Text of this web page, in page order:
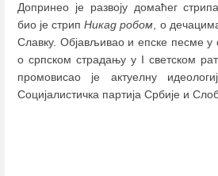
Допринео је развоју домаћег
био је стрипНикад робом, о
Славку. Објављивао и епске песме у
о српском страдању у I светском
промовисао је актуелну
Социјалистичка партија Србије и